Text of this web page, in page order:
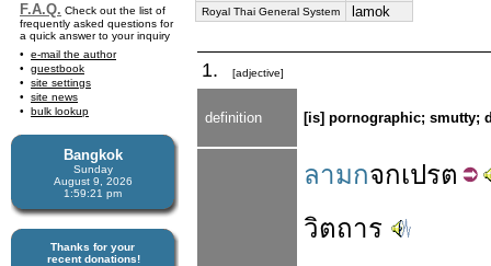
F.A.Q. Check out the list of
frequently asked questions for
a quick answer to your inquiry
e-mail the author
guestbook
site settings
site news
bulk lookup
Bangkok
Sunday
August 9, 2026
1:59:22 pm
Thanks for your
recent donations!
Royal Thai General System lamok
1. [adjective]
definition [is] pornographic; smutty;
ลามกจกเปรต
วิตถาร